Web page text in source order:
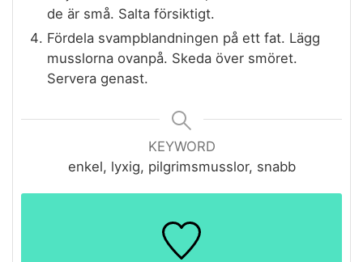
de är små. Salta försiktigt.
Fördela svampblandningen på ett fat. Lägg
musslorna ovanpå. Skeda över smöret.
Servera genast.
KEYWORD
enkel, lyxig, pilgrimsmusslor, snabb